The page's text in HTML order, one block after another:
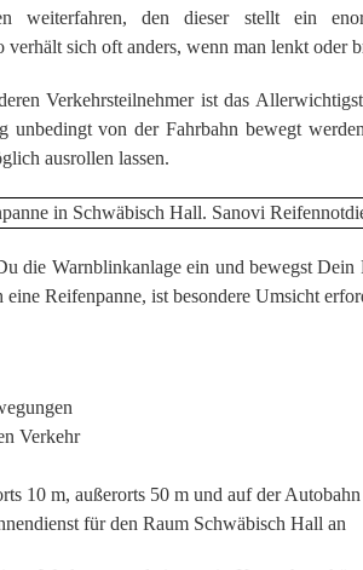
weiterfahren, den dieser stellt ein
sich oft anders, wenn man lenkt oder
Verkehrsteilnehmer ist das
unbedingt von der Fahrbahn bewegt
ausrollen lassen.
die Warnblinkanlage ein und bewegst Dein
Reifenpanne, ist besondere Umsicht
Verkehr
10 m, außerorts 50 m und auf der
für den Raum Schwäbisch Hall an